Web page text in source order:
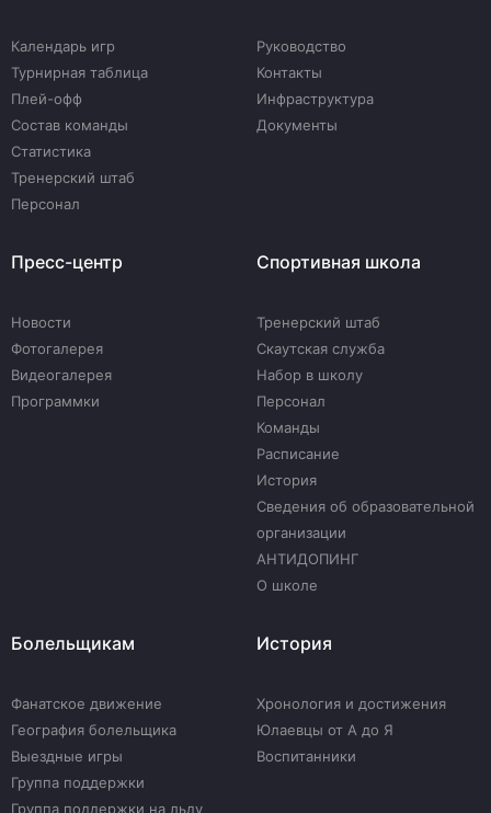
Календарь игр
Турнирная таблица
Плей-офф
Состав команды
Статистика
Тренерский штаб
Персонал
Руководство
Контакты
Инфраструктура
Документы
Пресс-центр
Новости
Фотогалерея
Видеогалерея
Программки
Спортивная школа
Тренерский штаб
Скаутская служба
Набор в школу
Персонал
Команды
Расписание
История
Сведения об образовательной
организации
АНТИДОПИНГ
О школе
Болельщикам
Фанатское движение
География болельщика
Выездные игры
Группа поддержки
Группа поддержки на льду
История
Хронология и достижения
Юлаевцы от А до Я
Воспитанники